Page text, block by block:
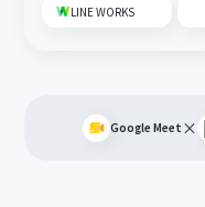
LINE WORKS
Google Meet ×